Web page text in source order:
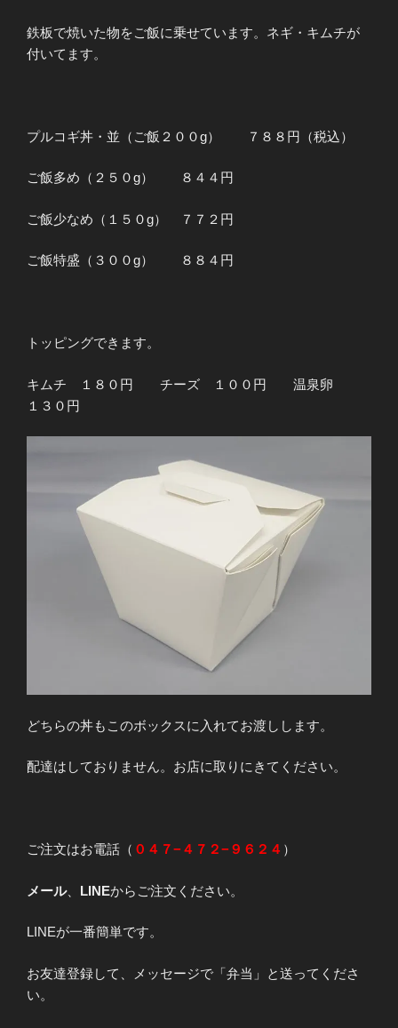
鉄板で焼いた物をご飯に乗せています。ネギ・キムチが
付いてます。
プルコギ丼・並（ご飯２００g） ７８８円（税込）
ご飯多め（２５０g） ８４４円
ご飯少なめ（１５０g） ７７２円
ご飯特盛（３００g） ８８４円
トッピングできます。
キムチ １８０円 チーズ １００円 温泉卵
１３０円
どちらの丼もこのボックスに入れてお渡しします。
配達はしておりません。お店に取りにきてください。
ご注文はお電話（ ０４７−４７２−９６２４ ）
メール、 LINEからご注文ください。
LINEが一番簡単です。
お友達登録して、メッセージで「弁当」と送ってくださ
い。